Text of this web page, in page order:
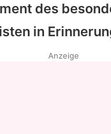
des
in
Anzeige